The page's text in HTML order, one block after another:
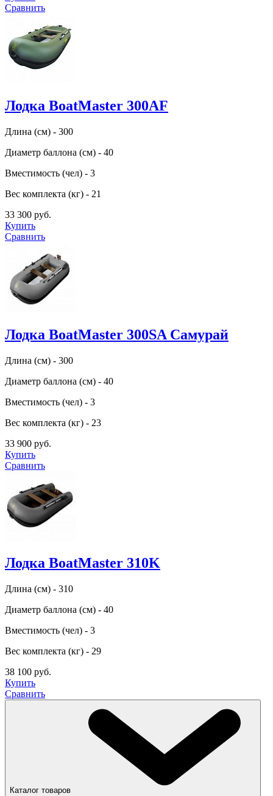
Сравнить
Лодка BoatMaster 300AF
Длина (см) - 300
Диаметр баллона (см) - 40
Вместимость (чел) - 3
Вес комплекта (кг) - 21
33 300 руб.
Купить
Сравнить
Лодка BoatMaster 300SA Самурай
Длина (см) - 300
Диаметр баллона (см) - 40
Вместимость (чел) - 3
Вес комплекта (кг) - 23
33 900 руб.
Купить
Сравнить
Лодка BoatMaster 310K
Длина (см) - 310
Диаметр баллона (см) - 40
Вместимость (чел) - 3
Вес комплекта (кг) - 29
38 100 руб.
Купить
Сравнить
Каталог товаров